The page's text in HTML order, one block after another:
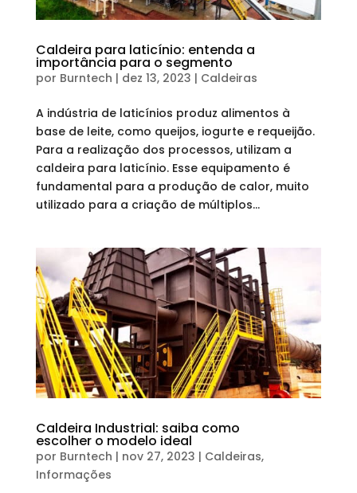
Caldeira para laticínio: entenda a
importância para o segmento
por Burntech | dez 13, 2023 | Caldeiras
A indústria de laticínios produz alimentos à
base de leite, como queijos, iogurte e requeijão.
Para a realização dos processos, utilizam a
caldeira para laticínio. Esse equipamento é
fundamental para a produção de calor, muito
utilizado para a criação de múltiplos...
Caldeira Industrial: saiba como
escolher o modelo ideal
por Burntech | nov 27, 2023 | Caldeiras,
Informações